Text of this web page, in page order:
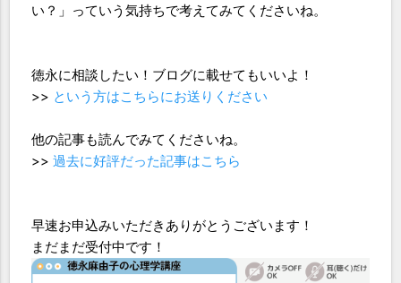
い？」っていう気持ちで考えてみてくださいね。
徳永に相談したい！ブログに載せてもいいよ！
>> という方はこちらにお送りください
他の記事も読んでみてくださいね。
>>過去に好評だった記事はこちら
早速お申込みいただきありがとうございます！
まだまだ受付中です！